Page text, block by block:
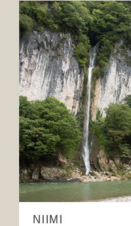
NIIMI